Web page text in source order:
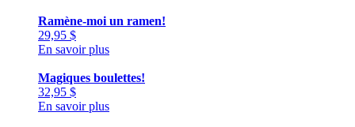
Ramène-moi un ramen!
29,95 $
En savoir plus
Magiques boulettes!
32,95 $
En savoir plus